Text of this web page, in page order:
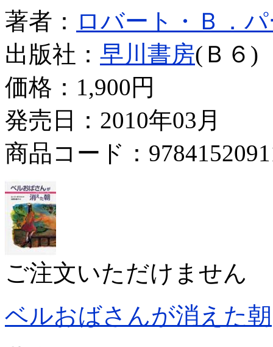
著者： ロバート・Ｂ．
出版社： 早川書房(Ｂ６)
価格： 1,900円
発売日：2010年03月
商品コード：
ご注文いただけません
ベルおばさんが消えた朝